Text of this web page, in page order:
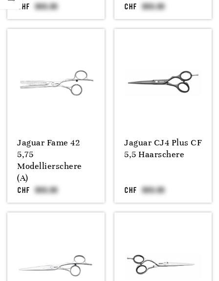
CHF CHF
Jaguar Fame 42
5,75
Modellierschere
(A)
CHF
Jaguar CJ4 Plus CF
5,5 Haarschere
CHF